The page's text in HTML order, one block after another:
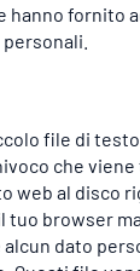
hanno fornito
file di
che
web al disco
tuo browser
dato